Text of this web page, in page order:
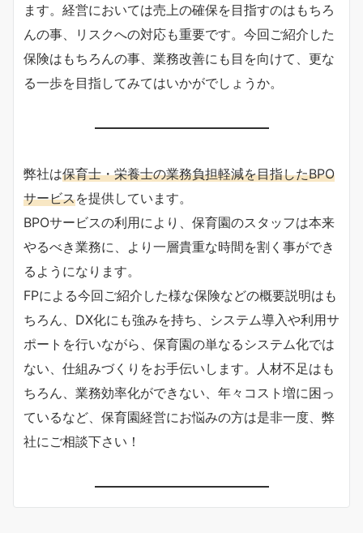
ます。経営においては売上の確保を目指すのはもちろ
んの事、リスクへの対応も重要です。今回ご紹介した
保険はもちろんの事、業務改善にも目を向けて、更な
る一歩を目指してみてはいかがでしょうか。
弊社は保育士・栄養士の業務負担軽減を目指したBPO
サービスを提供しています。
BPOサービスの利用により、保育園のスタッフは本来
やるべき業務に、より一層貴重な時間を割く事ができ
るようになります。
FPによる今回ご紹介した様な保険などの概要説明はも
ちろん、DX化にも強みを持ち、システム導入や利用サ
ポートを行いながら、保育園の単なるシステム化では
ない、仕組みづくりをお手伝いします。人材不足はも
ちろん、業務効率化ができない、年々コスト増に困っ
ているなど、保育園経営にお悩みの方は是非一度、弊
社にご相談下さい！